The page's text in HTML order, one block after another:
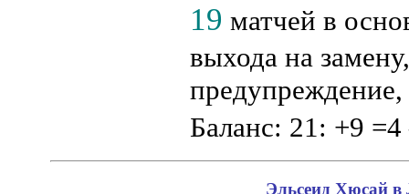
19 матчей в
выхода на
предупреждение,
Баланс: 21: +9 =4
Эльсеид Хюсай в